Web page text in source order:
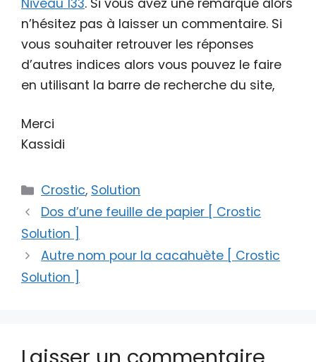
Niveau 133. Si vous avez une remarque alors
n’hésitez pas à laisser un commentaire. Si
vous souhaiter retrouver les réponses
d’autres indices alors vous pouvez le faire
en utilisant la barre de recherche du site,
Merci
Kassidi
Catégories
Crostic, Solution
Dos d’une feuille de papier [ Crostic
Solution ]
Autre nom pour la cacahuète [ Crostic
Solution ]